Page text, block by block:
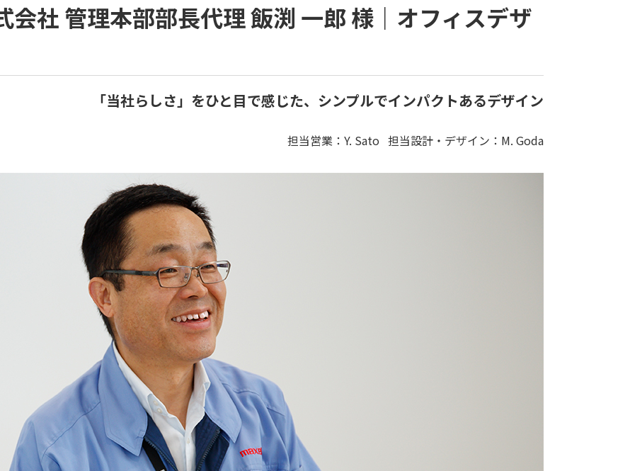
会社 管理本部部長代理 飯渕 一郎 様｜オフィスデザ
「当社らしさ」をひと目で感じた、シンプルでインパクトあるデザイン
担当営業：Y. Sato 担当設計・デザイン：M. Goda